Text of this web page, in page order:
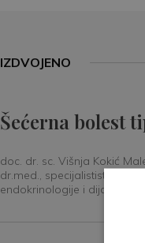
IZDVOJENO
Šećerna bolest
doc. dr. sc. Višnja Kokić
dr.med., specijalististica
endokrinologije i